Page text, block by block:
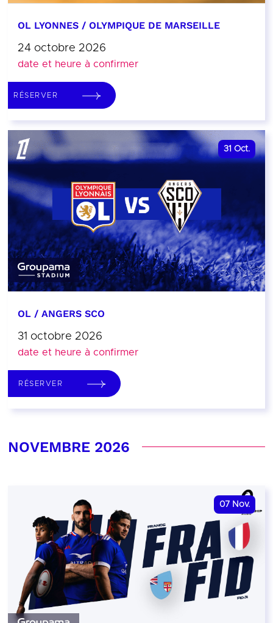
OL LYONNES / OLYMPIQUE DE MARSEILLE
24 octobre 2026
date et heure à confirmer
RÉSERVER
31 Oct.
OL / ANGERS SCO
31 octobre 2026
date et heure à confirmer
RÉSERVER
NOVEMBRE 2026
07 Nov.